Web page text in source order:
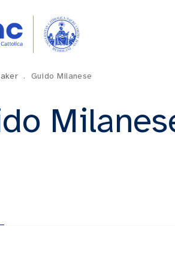
. Guido Milanese